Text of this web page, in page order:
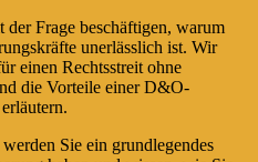
Frage beschäftigen, warum
unerlässlich ist. Wir
einen Rechtsstreit ohne
die Vorteile einer D&O-
Sie ein grundlegendes